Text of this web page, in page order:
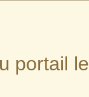
portail